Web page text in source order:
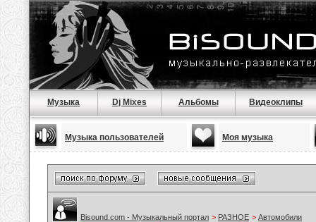
Музыка Dj Mixes Альбомы Видеоклипы
Музыка пользователей Моя музыка
Bisound.com - Музыкальный портал > РАЗНОЕ > Автомобили